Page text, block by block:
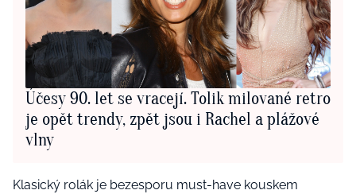
Účesy 90. let se vracejí. Tolik milované retro
je opět trendy, zpět jsou i Rachel a plážové
vlny
Klasický rolák je bezesporu must-have kouskem